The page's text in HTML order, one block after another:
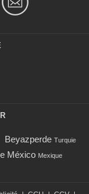
Beyazperde Turquie
México Mexique